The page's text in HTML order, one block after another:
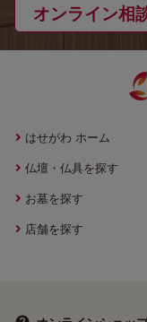
オンライン相
はせがわ ホーム
仏壇・仏具を探す
お墓を探す
店舗を探す